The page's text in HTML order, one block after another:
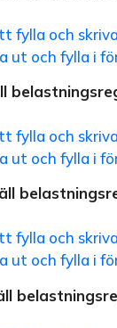
fylla och
ut och fylla i
fylla och
ut och fylla i
fylla och
ut och fylla i